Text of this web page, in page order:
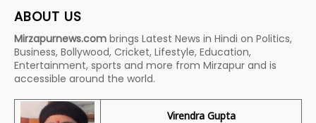
ABOUT US
Mirzapurnews.com brings Latest News in Hindi on Politics,
Business, Bollywood, Cricket, Lifestyle, Education,
Entertainment, sports and more from Mirzapur and is
accessible around the world.
Virendra Gupta